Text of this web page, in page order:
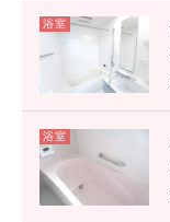
浴室
浴室